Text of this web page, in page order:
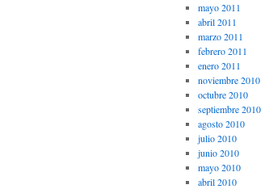
mayo 2011
abril 2011
marzo 2011
febrero 2011
enero 2011
noviembre 2010
octubre 2010
septiembre 2010
agosto 2010
julio 2010
junio 2010
mayo 2010
abril 2010